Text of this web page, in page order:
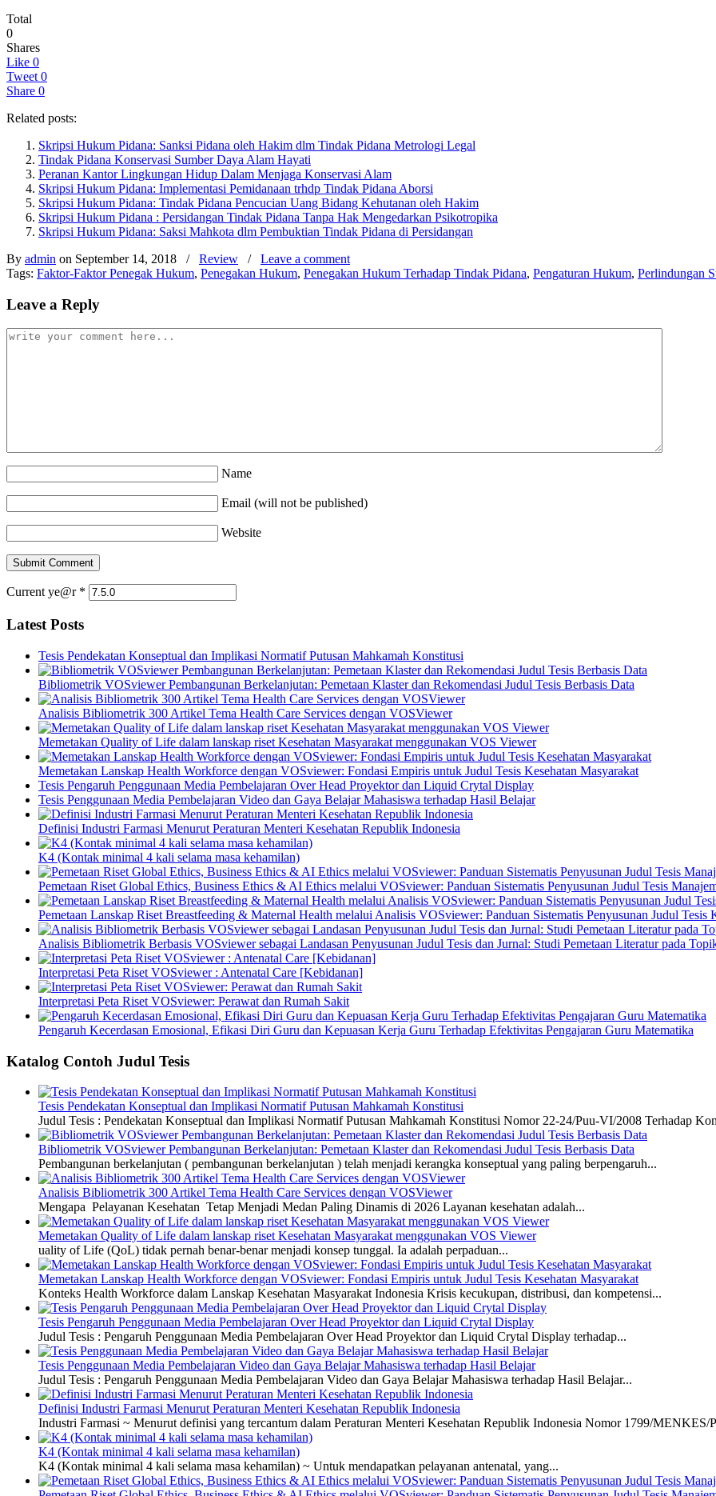
Total
0
Shares
Like 0
Tweet 0
Share 0
Related posts:
Skripsi Hukum Pidana: Sanksi Pidana oleh Hakim dlm Tindak Pidana Metrologi Legal
Tindak Pidana Konservasi Sumber Daya Alam Hayati
Peranan Kantor Lingkungan Hidup Dalam Menjaga Konservasi Alam
Skripsi Hukum Pidana: Implementasi Pemidanaan trhdp Tindak Pidana Aborsi
Skripsi Hukum Pidana: Tindak Pidana Pencucian Uang Bidang Kehutanan oleh Hakim
Skripsi Hukum Pidana : Persidangan Tindak Pidana Tanpa Hak Mengedarkan Psikotropika
Skripsi Hukum Pidana: Saksi Mahkota dlm Pembuktian Tindak Pidana di Persidangan
By admin on September 14, 2018 / Review / Leave a comment
Tags: Faktor-Faktor Penegak Hukum, Penegakan Hukum, Penegakan Hukum Terhadap Tindak Pidana, Pengaturan Hukum, Perlindungan
Leave a Reply
Name
Email (will not be published)
Website
Current ye@r *
Latest Posts
Tesis Pendekatan Konseptual dan Implikasi Normatif Putusan Mahkamah Konstitusi
Bibliometrik VOSviewer Pembangunan Berkelanjutan: Pemetaan Klaster dan Rekomendasi Judul Tesis Berbasis Data
Analisis Bibliometrik 300 Artikel Tema Health Care Services dengan VOSViewer
Memetakan Quality of Life dalam lanskap riset Kesehatan Masyarakat menggunakan VOS Viewer
Memetakan Lanskap Health Workforce dengan VOSviewer: Fondasi Empiris untuk Judul Tesis Kesehatan Masyarakat
Tesis Pengaruh Penggunaan Media Pembelajaran Over Head Proyektor dan Liquid Crytal Display
Tesis Penggunaan Media Pembelajaran Video dan Gaya Belajar Mahasiswa terhadap Hasil Belajar
Definisi Industri Farmasi Menurut Peraturan Menteri Kesehatan Republik Indonesia
K4 (Kontak minimal 4 kali selama masa kehamilan)
Pemetaan Riset Global Ethics, Business Ethics & AI Ethics melalui VOSviewer: Panduan Sistematis Penyusunan Judul Tesis
Pemetaan Lanskap Riset Breastfeeding & Maternal Health melalui Analisis VOSviewer: Panduan Sistematis Penyusunan Judul Tesis
Analisis Bibliometrik Berbasis VOSviewer sebagai Landasan Penyusunan Judul Tesis dan Jurnal: Studi Pemetaan Literatur pada
Interpretasi Peta Riset VOSviewer : Antenatal Care [Kebidanan]
Interpretasi Peta Riset VOSviewer: Perawat dan Rumah Sakit
Pengaruh Kecerdasan Emosional, Efikasi Diri Guru dan Kepuasan Kerja Guru Terhadap Efektivitas Pengajaran Guru Matematika
Katalog Contoh Judul Tesis
Tesis Pendekatan Konseptual dan Implikasi Normatif Putusan Mahkamah Konstitusi
Judul Tesis : Pendekatan Konseptual dan Implikasi Normatif Putusan Mahkamah Konstitusi Nomor 22-24/Puu-VI/2008 Terhadap
Bibliometrik VOSviewer Pembangunan Berkelanjutan: Pemetaan Klaster dan Rekomendasi Judul Tesis Berbasis Data
Pembangunan berkelanjutan ( pembangunan berkelanjutan ) telah menjadi kerangka konseptual yang paling berpengaruh...
Analisis Bibliometrik 300 Artikel Tema Health Care Services dengan VOSViewer
Mengapa Pelayanan Kesehatan Tetap Menjadi Medan Paling Dinamis di 2026 Layanan kesehatan adalah...
Memetakan Quality of Life dalam lanskap riset Kesehatan Masyarakat menggunakan VOS Viewer
uality of Life (QoL) tidak pernah benar-benar menjadi konsep tunggal. Ia adalah perpaduan...
Memetakan Lanskap Health Workforce dengan VOSviewer: Fondasi Empiris untuk Judul Tesis Kesehatan Masyarakat
Konteks Health Workforce dalam Lanskap Kesehatan Masyarakat Indonesia Krisis kecukupan, distribusi, dan kompetensi...
Tesis Pengaruh Penggunaan Media Pembelajaran Over Head Proyektor dan Liquid Crytal Display
Judul Tesis : Pengaruh Penggunaan Media Pembelajaran Over Head Proyektor dan Liquid Crytal Display terhadap...
Tesis Penggunaan Media Pembelajaran Video dan Gaya Belajar Mahasiswa terhadap Hasil Belajar
Judul Tesis : Pengaruh Penggunaan Media Pembelajaran Video dan Gaya Belajar Mahasiswa terhadap Hasil Belajar...
Definisi Industri Farmasi Menurut Peraturan Menteri Kesehatan Republik Indonesia
Industri Farmasi ~ Menurut definisi yang tercantum dalam Peraturan Menteri Kesehatan Republik Indonesia Nomor 1799/
K4 (Kontak minimal 4 kali selama masa kehamilan)
K4 (Kontak minimal 4 kali selama masa kehamilan) ~ Untuk mendapatkan pelayanan antenatal, yang...